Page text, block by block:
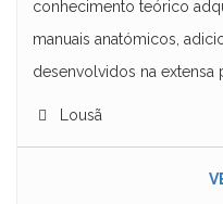
conhecimento teórico
manuais anatómicos,
desenvolvidos na extensa
Lousã